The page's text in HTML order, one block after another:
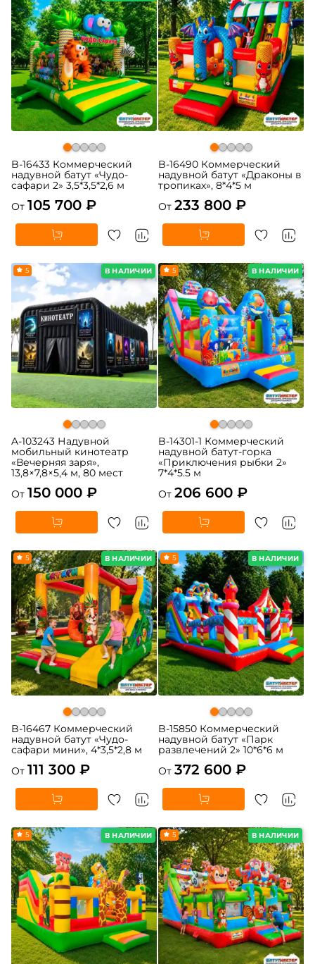
B-16433 Коммерческий
надувной батут «Чудо-
сафари 2» 3,5*3,5*2,6 м
От 105 700 ₽
B-16490 Коммерческий
надувной батут «Драконы в
тропиках», 8*4*5 м
От 233 800 ₽
В НАЛИЧИИ
5
A-103243 Надувной
мобильный кинотеатр
«Вечерняя заря»,
13,8×7,8×5,4 м, 80 мест
От 150 000 ₽
В НАЛИЧИИ
5
B-14301-1 Коммерческий
надувной батут-горка
«Приключения рыбки 2»
7*4*5.5 м
От 206 600 ₽
В НАЛИЧИИ
5
B-16467 Коммерческий
надувной батут «Чудо-
сафари мини», 4*3,5*2,8 м
От 111 300 ₽
В НАЛИЧИИ
5
B-15850 Коммерческий
надувной батут «Парк
развлечений 2» 10*6*6 м
От 372 600 ₽
В НАЛИЧИИ
5 В НАЛИЧИИ
5